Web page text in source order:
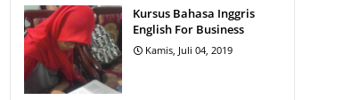
Kursus Bahasa Inggris
English For Business
Kamis, Juli 04, 2019